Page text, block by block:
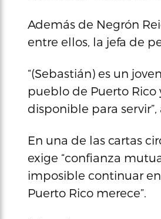
Además de Negrón
entre ellos, la jefa de
“(Sebastián) es un
pueblo de Puerto
disponible para
En una de las cartas
exige “confianza
imposible continuar
Puerto Rico merece”.